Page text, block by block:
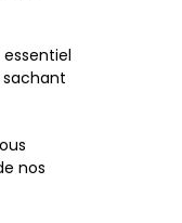
nos